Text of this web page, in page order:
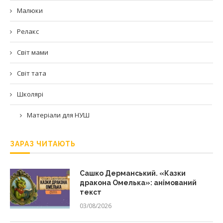
Малюки
Релакс
Світ мами
Світ тата
Школярі
Матеріали для НУШ
ЗАРАЗ ЧИТАЮТЬ
Сашко Дерманський. «Казки
дракона Омелька»: анімований
текст
03/08/2026